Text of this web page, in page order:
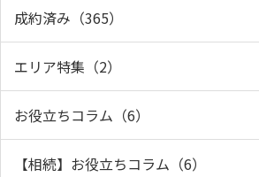
成約済み（365）
エリア特集（2）
お役立ちコラム（6）
【相続】お役立ちコラム（6）